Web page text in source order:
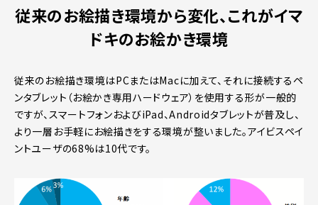
従来のお絵描き環境から変化、これがイマ
ドキのお絵かき環境
従来のお絵描き環境はPCまたはMacに加えて、それに接続するペ
ンタブレット（お絵かき専用ハードウェア）を使用する形が一般的
ですが、スマートフォンおよびiPad、Androidタブレットが普及し、
より一層お手軽にお絵描きをする環境が整いました。アイビスペイ
ントユーザの68%は10代です。